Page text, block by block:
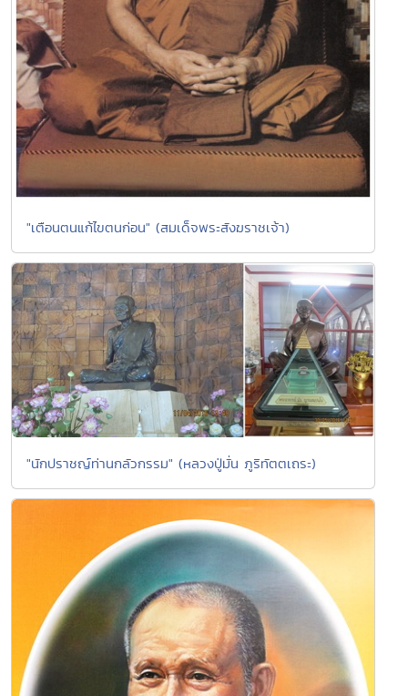
"เตือนตนแก้ไขตนก่อน" (สมเด็จพระสังฆราชเจ้า)
"นักปราชญ์ท่านกลัวกรรม" (หลวงปู่มั่น ภูริทัตตเถระ)